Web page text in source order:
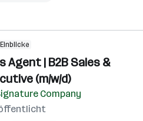
Einblicke
Agent | B2B Sales &
(m/w/d)
Company